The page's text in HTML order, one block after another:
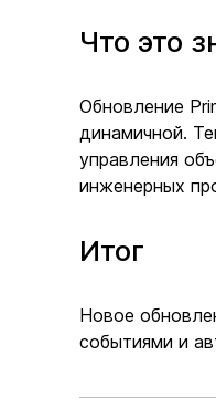
Что это
Обновление
динамичной.
управления
инженерных
Итог
Новое
событиями и